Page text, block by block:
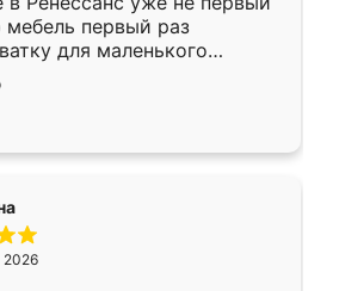
мебель первый раз
для маленького
рождении ,во второй раз
По качеству очень
достаточно быстрая,
он более разнообразный.
что-то потребуется из
только здесь.
2026